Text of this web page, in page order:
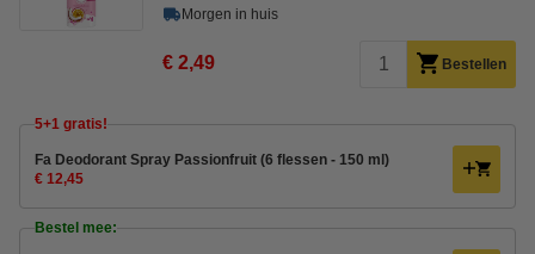
Morgen in huis
€ 2,49 Bestellen
5+1 gratis!
Fa Deodorant Spray Passionfruit (6 flessen - 150 ml)
€ 12,45
Bestel mee: